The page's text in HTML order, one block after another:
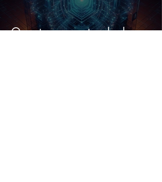
Quantumcomputers kraken